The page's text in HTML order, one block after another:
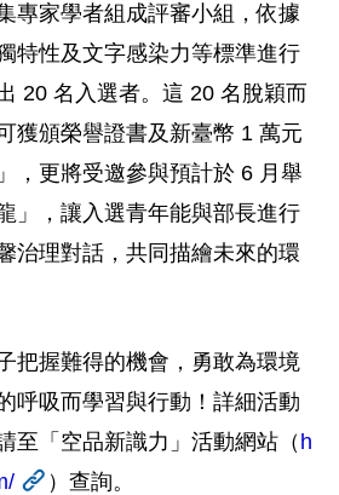
專家學者組成評審小組，依據
特性及文字感染力等標準進行
20 名入選者。這 20 名脫穎而
獲頒榮譽證書及新臺幣 1 萬元
，更將受邀參與預計於 6 月舉
」，讓入選青年能與部長進行
治理對話，共同描繪未來的環
把握難得的機會，勇敢為環境
呼吸而學習與行動！詳細活動
至「空品新識力」活動網站（ h
）查詢。